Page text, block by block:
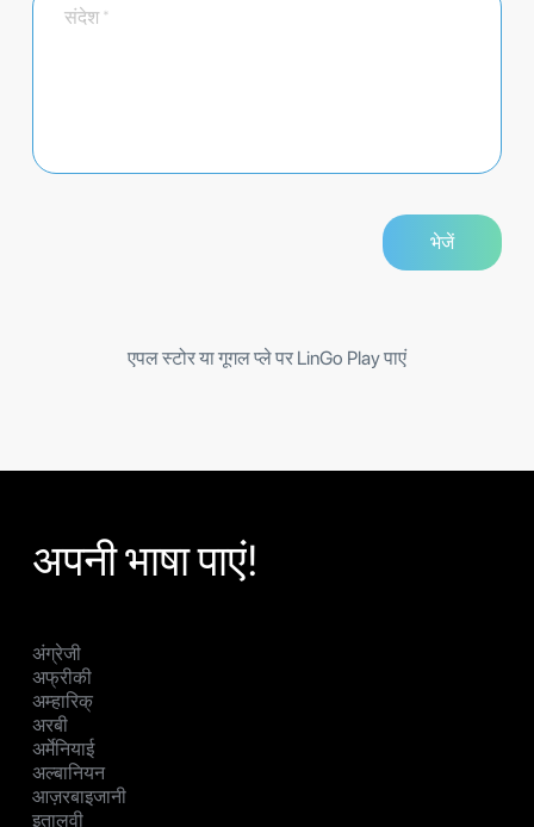
एपल स्टोर या गूगल प्ले पर LinGo Play पाएं
अपनी भाषा पाएं!
अंग्रेजी
अफ्रीकी
अम्हारिक्
अरबी
अर्मेनियाई
अल्बानियन
आज़रबाइजानी
इतालवी